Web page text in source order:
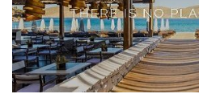
Ελληνικά English